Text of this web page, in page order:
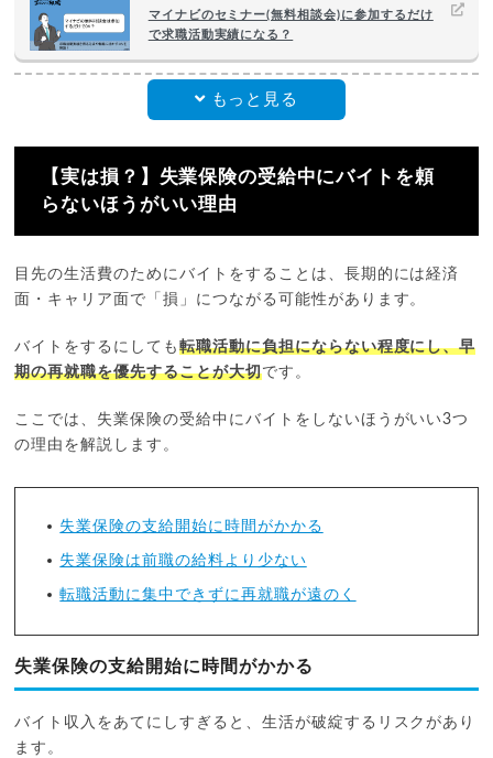
マイナビのセミナー(無料相談会)に参加するだけ
で求職活動実績になる？
もっと見る
【実は損？】失業保険の受給中にバイトを頼
らないほうがいい理由
目先の生活費のためにバイトをすることは、長期的には経済
面・キャリア面で「損」につながる可能性があります。
バイトをするにしても転職活動に負担にならない程度にし、早
期の再就職を優先することが大切です。
ここでは、失業保険の受給中にバイトをしないほうがいい3つ
の理由を解説します。
失業保険の支給開始に時間がかかる
失業保険は前職の給料より少ない
転職活動に集中できずに再就職が遠のく
失業保険の支給開始に時間がかかる
バイト収入をあてにしすぎると、生活が破綻するリスクがあり
ます。